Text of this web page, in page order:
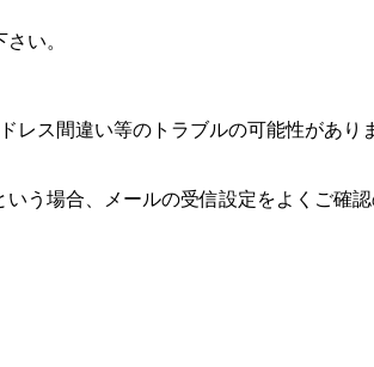
い。
レス間違い等のトラブルの可能性があ
う場合、メールの受信設定をよくご確